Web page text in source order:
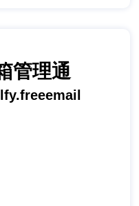
管理通